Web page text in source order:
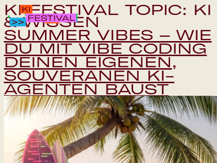
IPAI FOUNDATION
PROGRAMM
FAQS
EN
Save the
KI FESTIVAL TOPIC: KI
& WISSEN
SUMMER VIBES – WIE
DU MIT VIBE CODING
DEINEN EIGENEN,
SOUVERÄNEN KI-
AGENTEN BAUST